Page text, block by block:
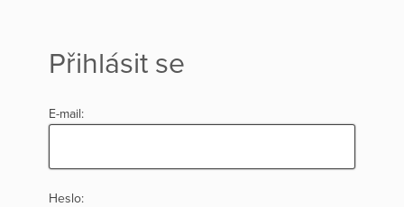
Přihlásit se
E-mail:
Heslo: